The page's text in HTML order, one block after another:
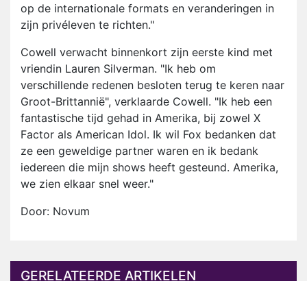
op de internationale formats en veranderingen in
zijn privéleven te richten."
Cowell verwacht binnenkort zijn eerste kind met
vriendin Lauren Silverman. "Ik heb om
verschillende redenen besloten terug te keren naar
Groot-Brittannië", verklaarde Cowell. "Ik heb een
fantastische tijd gehad in Amerika, bij zowel X
Factor als American Idol. Ik wil Fox bedanken dat
ze een geweldige partner waren en ik bedank
iedereen die mijn shows heeft gesteund. Amerika,
we zien elkaar snel weer."
Door: Novum
GERELATEERDE ARTIKELEN